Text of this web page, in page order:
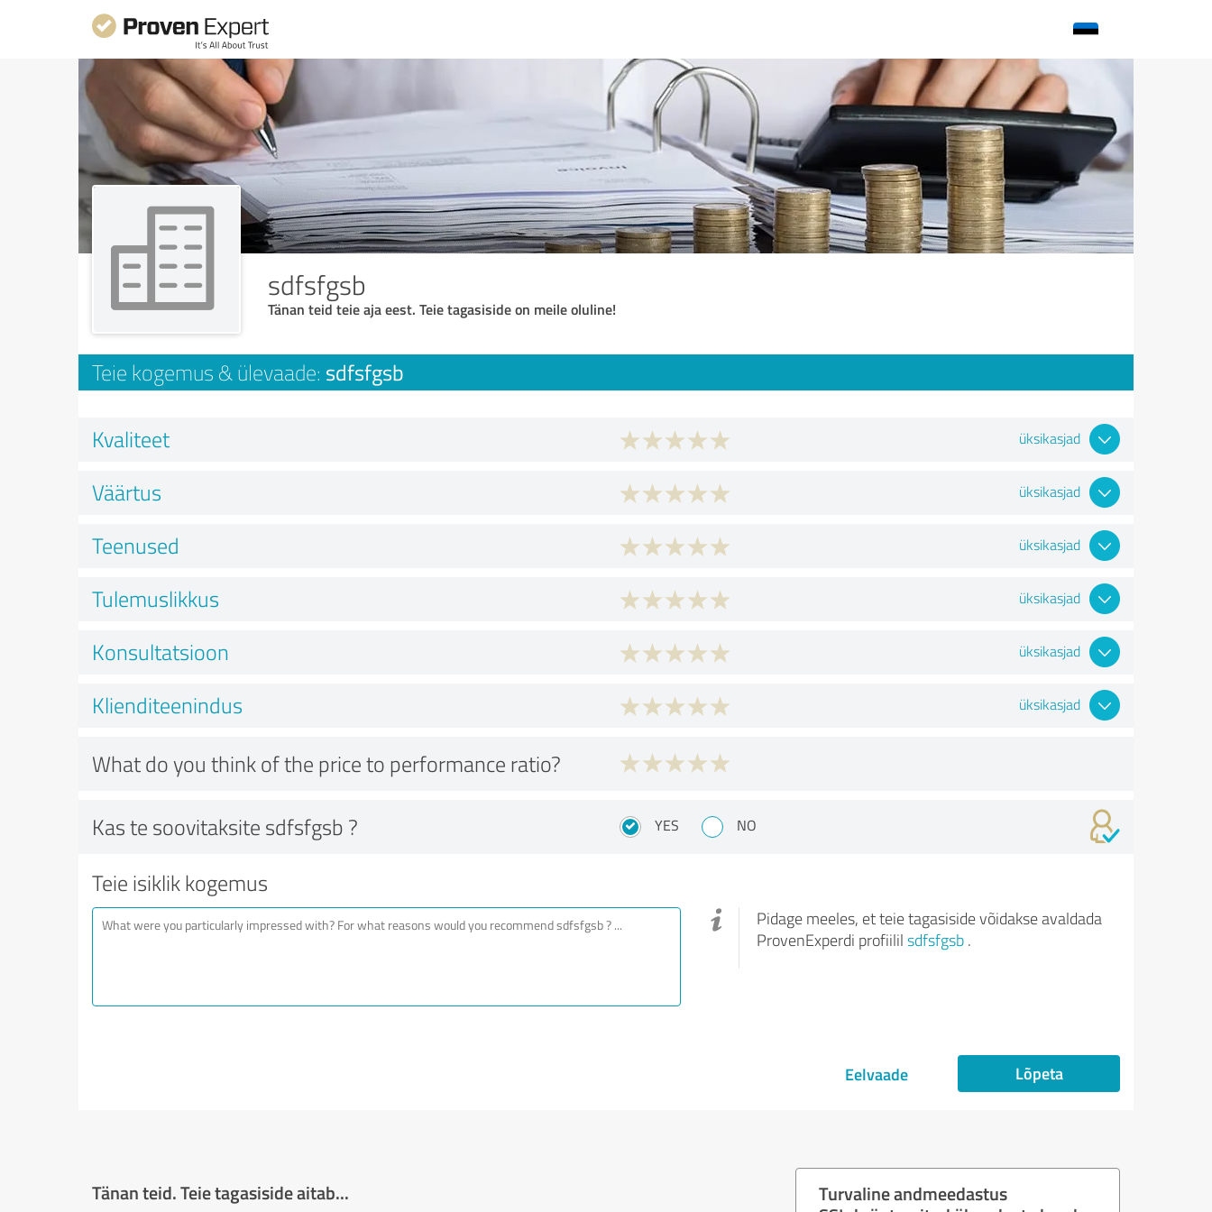
sdfsfgsb
Tänan teid teie aja eest. Teie tagasiside on meile oluline!
Teie kogemus & ülevaade: sdfsfgsb
Kvaliteet üksikasjad
Väärtus üksikasjad
Teenused üksikasjad
Tulemuslikkus üksikasjad
Konsultatsioon üksikasjad
Klienditeenindus üksikasjad
What do you think of the price to performance ratio?
Kas te soovitaksite sdfsfgsb ? YES NO
Teie isiklik kogemus
Pidage meeles, et teie tagasiside võidakse avaldada
ProvenExperdi profiilil sdfsfgsb.
Eelvaade Lõpeta
Tänan teid. Teie tagasiside aitab...
Turvaline andmeedastus